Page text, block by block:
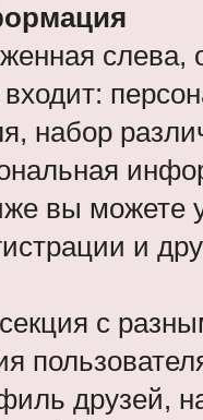
набор
вы можете
и
с
друзей,